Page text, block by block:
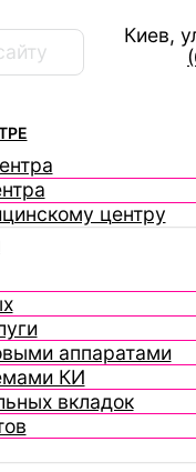
Киев,
центру
аппаратами
КИ
вкладок